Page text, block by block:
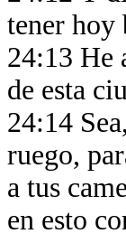
tener hoy
24:13 He
de esta
24:14
ruego,
a tus
en esto